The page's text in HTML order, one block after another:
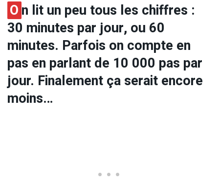
O n lit un peu tous les chiffres :
30 minutes par jour, ou 60
minutes. Parfois on compte en
pas en parlant de 10 000 pas par
jour. Finalement ça serait encore
moins…